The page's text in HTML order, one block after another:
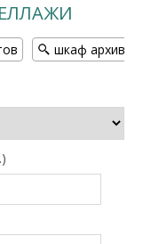
шкаф архивный